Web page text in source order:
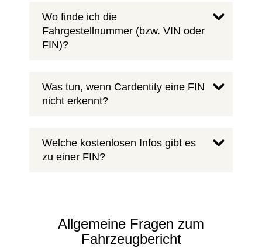
Wo finde ich die
Fahrgestellnummer (bzw. VIN oder
FIN)?
Was tun, wenn Cardentity eine FIN
nicht erkennt?
Welche kostenlosen Infos gibt es
zu einer FIN?
Allgemeine Fragen zum
Fahrzeugbericht